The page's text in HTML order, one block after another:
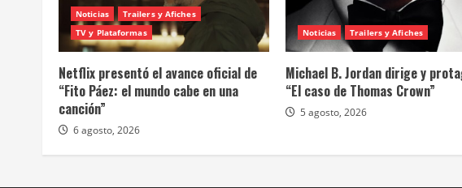
Noticias
Trailers y Afiches
TV y Plataformas
Netflix presentó el avance oficial de
“Fito Páez: el mundo cabe en una
canción”
6 agosto, 2026
Noticias Trailers y Afiches
Michael B. Jordan dirige y
“El caso de Thomas Crown”
5 agosto, 2026